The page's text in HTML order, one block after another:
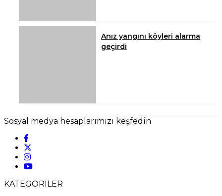
Anız yangını köyleri alarma
geçirdi
Sosyal medya hesaplarımızı keşfedin
KATEGORİLER